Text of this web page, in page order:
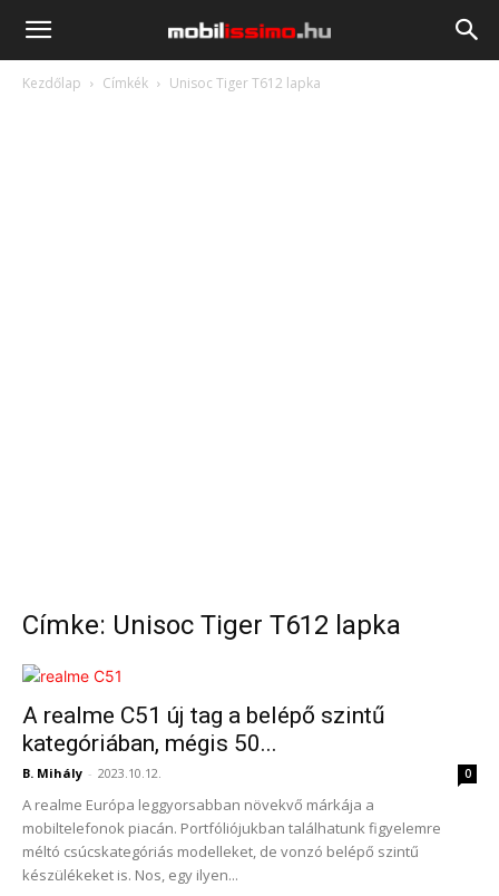
Mobilissimo.hu
Kezdőlap Címkék Unisoc Tiger T612 lapka
Címke: Unisoc Tiger T612 lapka
A realme C51 új tag a belépő szintű
kategóriában, mégis 50...
B. Mihály - 2023.10.12. 0
A realme Európa leggyorsabban növekvő márkája a
mobiltelefonok piacán. Portfóliójukban találhatunk figyelemre
méltó csúcskategóriás modelleket, de vonzó belépő szintű
készülékeket is. Nos, egy ilyen...